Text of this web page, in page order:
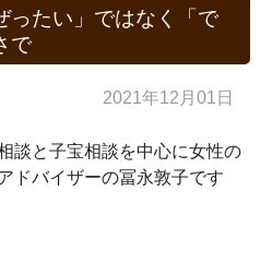
ったい」ではなく「で
で
2021年12月01日
談と子宝相談を中心に女性の
ドバイザーの冨永敦子です